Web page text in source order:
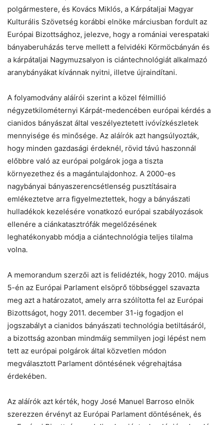
polgármestere, és Kovács Miklós, a Kárpátaljai Magyar
Kulturális Szövetség korábbi elnöke márciusban fordult az
Európai Bizottsághoz, jelezve, hogy a romániai verespataki
bányaberuházás terve mellett a felvidéki Körmöcbányán és
a kárpátaljai Nagymuzsalyon is ciántechnológiát alkalmazó
aranybányákat kívánnak nyitni, illetve újraindítani.
A folyamodvány aláírói szerint a közel félmillió
négyzetkilométernyi Kárpát-medencében európai kérdés a
cianidos bányászat által veszélyeztetett ivóvízkészletek
mennyisége és minősége. Az aláírók azt hangsúlyozták,
hogy minden gazdasági érdeknél, rövid távú haszonnál
előbbre való az európai polgárok joga a tiszta
környezethez és a magántulajdonhoz. A 2000-es
nagybányai bányaszerencsétlenség pusztításaira
emlékeztetve arra figyelmeztettek, hogy a bányászati
hulladékok kezelésére vonatkozó európai szabályozások
ellenére a ciánkatasztrófák megelőzésének
leghatékonyabb módja a ciántechnológia teljes tilalma
volna.
A memorandum szerzői azt is felidézték, hogy 2010. május
5-én az Európai Parlament elsöprő többséggel szavazta
meg azt a határozatot, amely arra szólította fel az Európai
Bizottságot, hogy 2011. december 31-ig fogadjon el
jogszabályt a cianidos bányászati technológia betiltásáról,
a bizottság azonban mindmáig semmilyen jogi lépést nem
tett az európai polgárok által közvetlen módon
megválasztott Parlament döntésének végrehajtása
érdekében.
Az aláírók azt kérték, hogy José Manuel Barroso elnök
szerezzen érvényt az Európai Parlament döntésének, és